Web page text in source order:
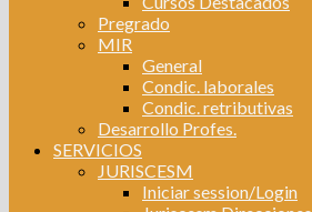
Pregrado
MIR
General
Condic. laborales
Condic. retributivas
Desarrollo Profes.
SERVICIOS
JURISCESM
Iniciar session/Login